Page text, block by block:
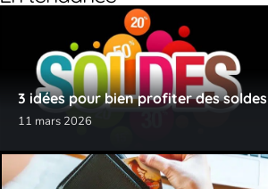
3 idées pour bien profiter des soldes
11 mars 2026